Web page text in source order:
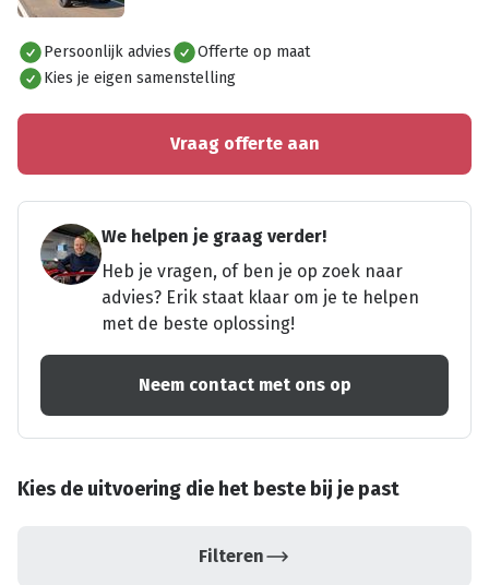
Alles bekijken
Persoonlijk advies
Offerte op maat
Kies je eigen samenstelling
Vraag offerte aan
We helpen je graag verder!
Heb je vragen, of ben je op zoek naar
advies? Erik staat klaar om je te helpen
met de beste oplossing!
Neem contact met ons op
Kies de uitvoering die het beste bij je past
Filteren